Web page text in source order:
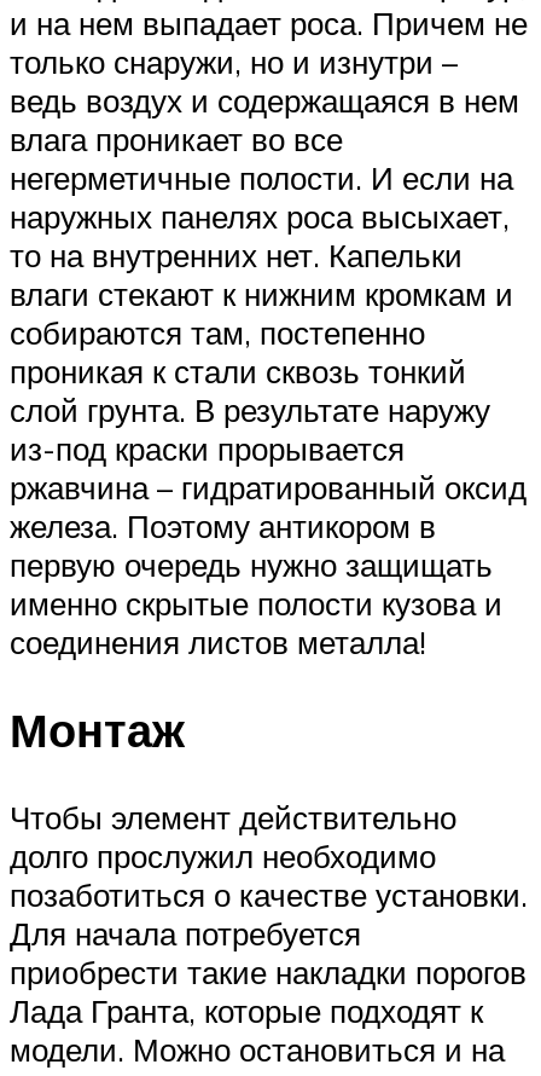
и на нем выпадает роса. Причем не
только снаружи, но и изнутри –
ведь воздух и содержащаяся в нем
влага проникает во все
негерметичные полости. И если на
наружных панелях роса высыхает,
то на внутренних нет. Капельки
влаги стекают к нижним кромкам и
собираются там, постепенно
проникая к стали сквозь тонкий
слой грунта. В результате наружу
из-под краски прорывается
ржавчина – гидратированный оксид
железа. Поэтому антикором в
первую очередь нужно защищать
именно скрытые полости кузова и
соединения листов металла!
Монтаж
Чтобы элемент действительно
долго прослужил необходимо
позаботиться о качестве установки.
Для начала потребуется
приобрести такие накладки порогов
Лада Гранта, которые подходят к
модели. Можно остановиться и на